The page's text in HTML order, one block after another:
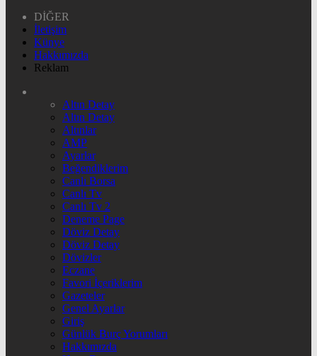
DİĞER
İletişim
Künye
Hakkımızda
Reklam
Altın Detay
Altın Detay
Altınlar
AMP
Ayarlar
Beğendiklerim
Canlı Borsa
Canlı Tv
Canlı Tv 2
Deneme Page
Döviz Detay
Döviz Detay
Dövizler
Eczane
Favori İçeriklerim
Gazeteler
Genel Ayarlar
Giriş
Günlük Burç Yorumları
Hakkımızda